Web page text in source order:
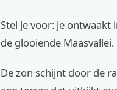
Stel je voor: je ontwaakt
de glooiende Maasvallei.
De zon schijnt door de